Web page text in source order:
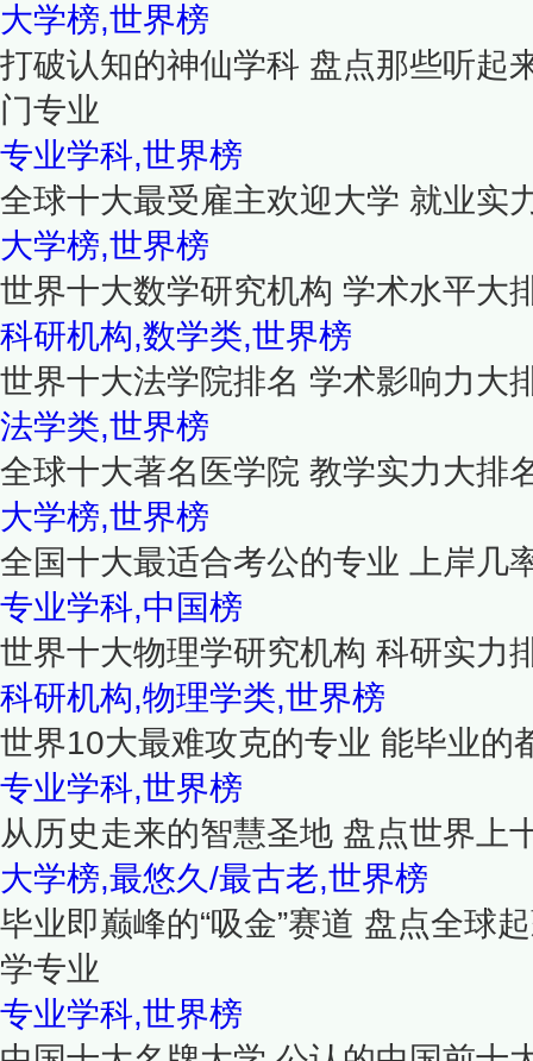
大学榜,世界榜
打破认知的神仙学科 盘点那些听起
门专业
专业学科,世界榜
全球十大最受雇主欢迎大学 就业实
大学榜,世界榜
世界十大数学研究机构 学术水平大
科研机构,数学类,世界榜
世界十大法学院排名 学术影响力大
法学类,世界榜
全球十大著名医学院 教学实力大排
大学榜,世界榜
全国十大最适合考公的专业 上岸几
专业学科,中国榜
世界十大物理学研究机构 科研实力
科研机构,物理学类,世界榜
世界10大最难攻克的专业 能毕业的
专业学科,世界榜
从历史走来的智慧圣地 盘点世界上
大学榜,最悠久/最古老,世界榜
毕业即巅峰的“吸金”赛道 盘点全球
学专业
专业学科,世界榜